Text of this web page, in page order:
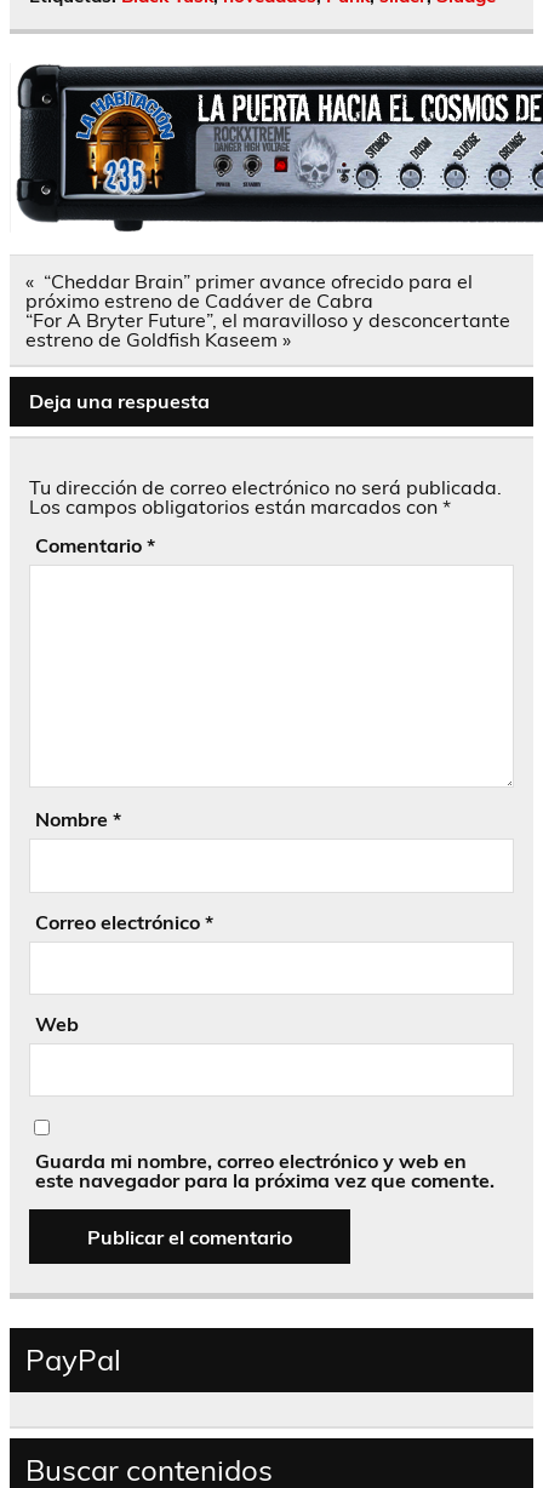
Navegación
de
entradas
« “Cheddar Brain” primer avance ofrecido para el
próximo estreno de Cadáver de Cabra
“For A Bryter Future”, el maravilloso y desconcertante
estreno de Goldfish Kaseem »
Deja una respuesta
Tu dirección de correo electrónico no será publicada.
Los campos obligatorios están marcados con *
Comentario *
Nombre *
Correo electrónico *
Web
Guarda mi nombre, correo electrónico y web en
este navegador para la próxima vez que comente.
PayPal
Buscar contenidos